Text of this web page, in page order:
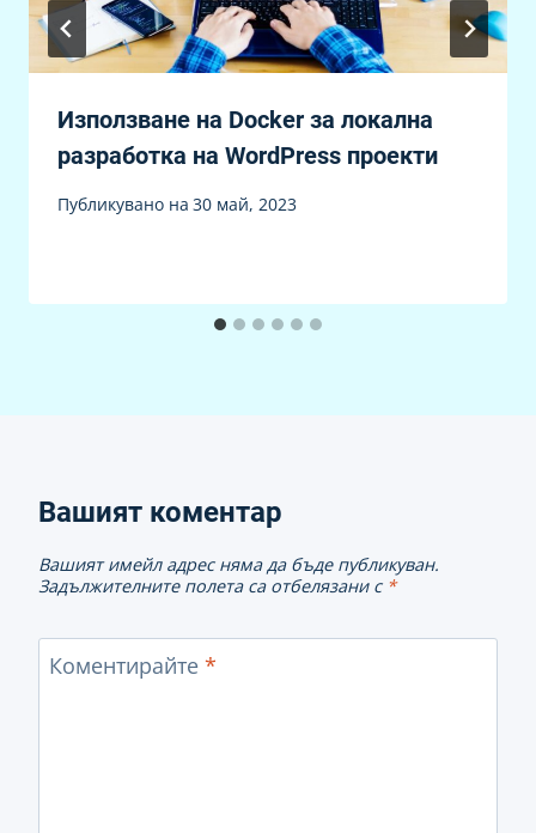
Използване на Docker за локална
разработка на WordPress проекти
Публикувано на 30 май, 2023
Вашият коментар
Вашият имейл адрес няма да бъде публикуван.
Задължителните полета са отбелязани с *
Коментирайте *